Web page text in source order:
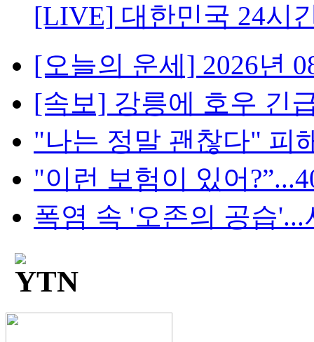
[LIVE] 대한민국 24시
[오늘의 운세] 2026년
[속보] 강릉에 호우 긴
"나는 정말 괜찮다" 피
"이런 보험이 있어
폭염 속 '오존의 공습'...